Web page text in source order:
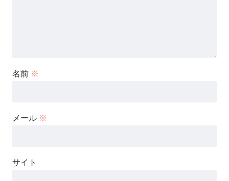
名前 ※
メール ※
サイト